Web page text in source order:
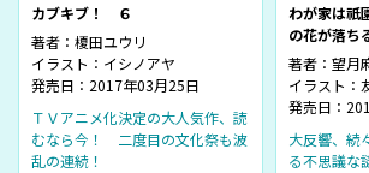
カブキブ！ ６
著者： 榎田ユウリ
イラスト： イシノアヤ
発売日：2017年03月25日
ＴＶアニメ化決定の大人気作、読
むなら今！ 二度目の文化祭も波
乱の連続！
わが家は祇
の花が落ち
著者： 望月
イラスト：
発売日：
大反響、続
る不思議な